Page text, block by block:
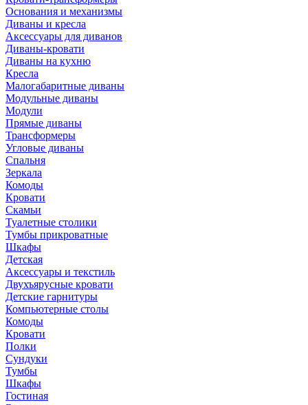
Основания и механизмы
Диваны и кресла
Аксессуары для диванов
Диваны-кровати
Диваны на кухню
Кресла
Малогабаритные диваны
Модульные диваны
Модули
Прямые диваны
Трансформеры
Угловые диваны
Спальня
Зеркала
Комоды
Кровати
Скамьи
Туалетные столики
Тумбы прикроватные
Шкафы
Детская
Аксессуары и текстиль
Двухъярусные кровати
Детские гарнитуры
Компьютерные столы
Комоды
Кровати
Полки
Сундуки
Тумбы
Шкафы
Гостиная